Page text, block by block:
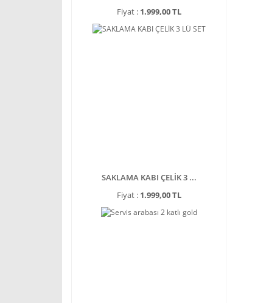
Fiyat : 1.999,00 TL
SAKLAMA KABI ÇELİK 3 ...
Fiyat : 1.999,00 TL